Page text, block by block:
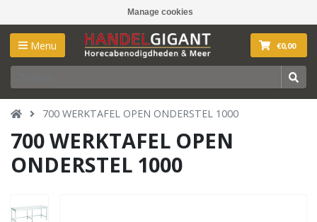
Manage cookies
Menu €0,00
700 WERKTAFEL OPEN ONDERSTEL 1000
700 WERKTAFEL OPEN
ONDERSTEL 1000